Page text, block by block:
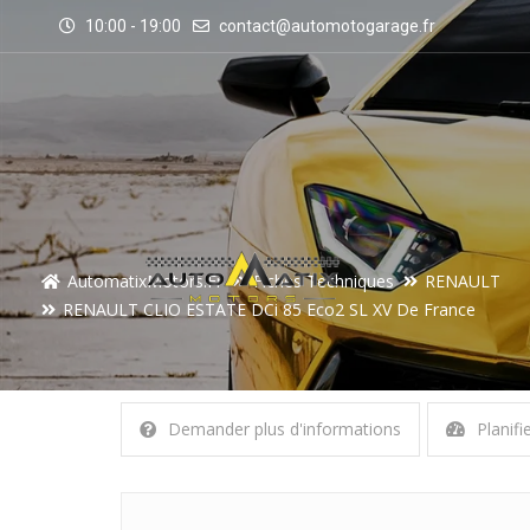
10:00 - 19:00 contact@automotogarage.fr
AutomatixMotors.fr Fiches Techniques
RENAULT
RENAULT CLIO ESTATE DCi 85 Eco2 SL XV De France
Demander plus d'informations